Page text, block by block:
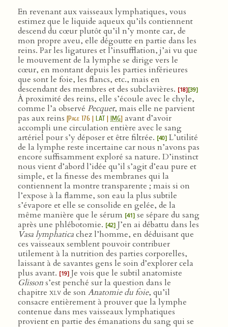
En revenant aux vaisseaux lymphatiques, vous
estimez que le liquide aqueux qu’ils contiennent
descend du cœur plutôt qu’il n’y monte car, de
mon propre aveu, elle dégoutte en partie dans les
reins. Par les ligatures et l’insufflation, j’ai vu que
le mouvement de la lymphe se dirige vers le
cœur, en montant depuis les parties inférieures
que sont le foie, les flancs, etc., mais en
descendant des membres et des subclavières. [18][39]
À proximité des reins, elle s’écoule avec le chyle,
comme l’a observé Pecquet, mais elle ne parvient
pas aux reins [Page 176 | LAT| IMG] avant d’avoir
accompli une circulation entière avec le sang
artériel pour s’y déposer et être filtrée. [40] L’utilité
de la lymphe reste incertaine car nous n’avons pas
encore suffisamment exploré sa nature. D’instinct
nous vient d’abord l’idée qu’il s’agit d’eau pure et
simple, et la finesse des membranes qui la
contiennent la montre transparente ; mais si on
l’expose à la flamme, son eau la plus subtile
s’évapore et elle se consolide en gelée, de la
même manière que le sérum [41] se sépare du sang
après une phlébotomie. [42] J’en ai débattu dans les
Vasa lymphaticachez l’homme, en déduisant que
ces vaisseaux semblent pouvoir contribuer
utilement à la nutrition des parties corporelles,
laissant à de savantes gens le soin d’explorer cela
plus avant. [19] Je vois que le subtil anatomiste
Glissons’est penché sur la question dans le
chapitre xlvde son Anatomie du foie, qu’il
consacre entièrement à prouver que la lymphe
contenue dans mes vaisseaux lymphatiques
provient en partie des émanations du sang qui se